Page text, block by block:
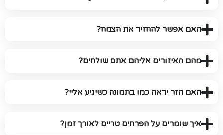
האם אפשר להחזיר את הצמח?
מהם האיזורים אליהם אתם שולחים?
האם הזר יראה כמו בתמונה כשיגיע אליי?
איך שומרים על הפרחים טריים לאורך זמן?